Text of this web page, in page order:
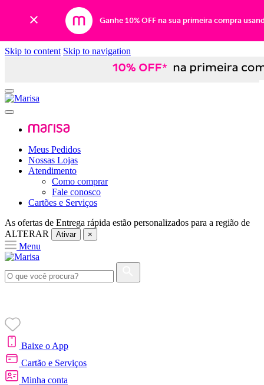
Ganhe 10% OFF na sua primeira compra
Skip to content Skip to navigation
Meus Pedidos
Nossas Lojas
Atendimento
Como comprar
Fale conosco
Cartões e Serviços
As ofertas de Entrega rápida estão personalizados para a região de
ALTERAR
Ativar ×
Menu
Baixe o App
Cartão e Serviços
Minha conta